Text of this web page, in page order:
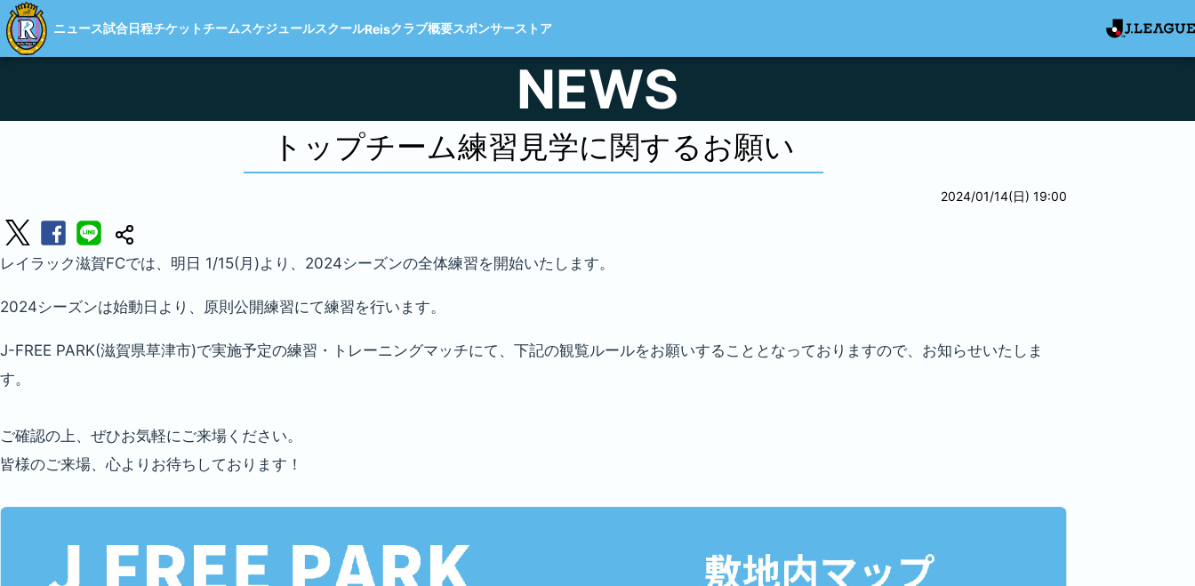
ニュース試合日程チケットチームスケジュールスクールReisクラブ概要スポンサーストア
NEWS
トップチーム練習見学に関するお願い
2024/01/14(日) 19:00
レイラック滋賀FCでは、明日 1/15(月)より、2024シーズンの全体練習を開始いたします。
2024シーズンは始動日より、原則公開練習にて練習を行います。
J-FREE PARK(滋賀県草津市)で実施予定の練習・トレーニングマッチにて、下記の観覧ルールをお願いすることとなっておりますので、お知らせいたしま
す。
ご確認の上、ぜひお気軽にご来場ください。
皆様のご来場、心よりお待ちしております！